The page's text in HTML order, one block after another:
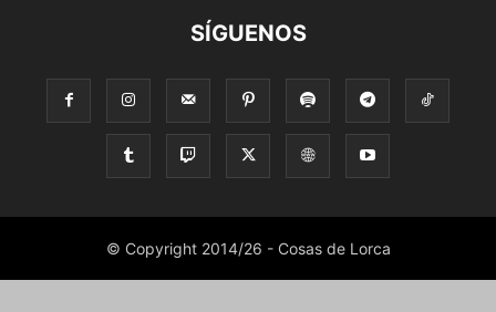
SÍGUENOS
© Copyright 2014/26 - Cosas de Lorca